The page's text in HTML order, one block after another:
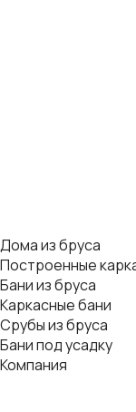
Дома из бруса
Построенные
Бани из бруса
Каркасные бани
Срубы из бруса
Бани под усадку
Компания